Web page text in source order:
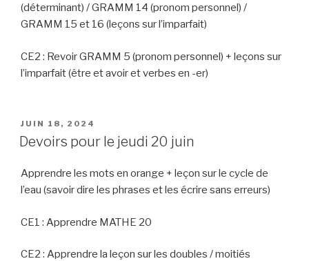
(déterminant) / GRAMM 14 (pronom personnel) /
GRAMM 15 et 16 (leçons sur l’imparfait)
CE2 : Revoir GRAMM 5 (pronom personnel) + leçons sur
l’imparfait (être et avoir et verbes en -er)
PUBLIÉ
LE
JUIN 18, 2024
Devoirs pour le jeudi 20 juin
Apprendre les mots en orange + leçon sur le cycle de
l’eau (savoir dire les phrases et les écrire sans erreurs)
CE1 : Apprendre MATHE 20
CE2 : Apprendre la leçon sur les doubles / moitiés